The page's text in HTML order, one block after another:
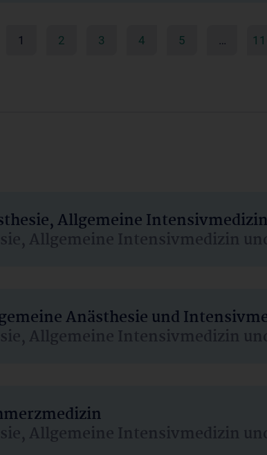
1 2 3 4 5 …
Allgemeine
Allgemeine Intensivmedizin
Anästhesie und
Allgemeine Intensivmedizin
Allgemeine Intensivmedizin